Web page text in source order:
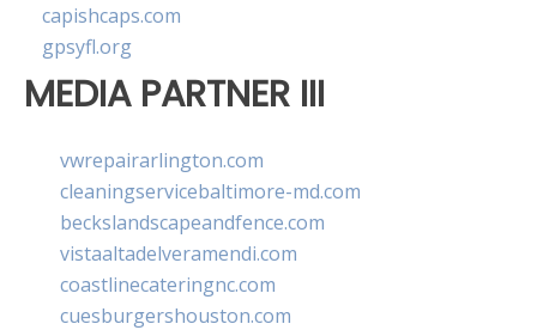
capishcaps.com
gpsyfl.org
MEDIA PARTNER III
vwrepairarlington.com
cleaningservicebaltimore-md.com
beckslandscapeandfence.com
vistaaltadelveramendi.com
coastlinecateringnc.com
cuesburgershouston.com